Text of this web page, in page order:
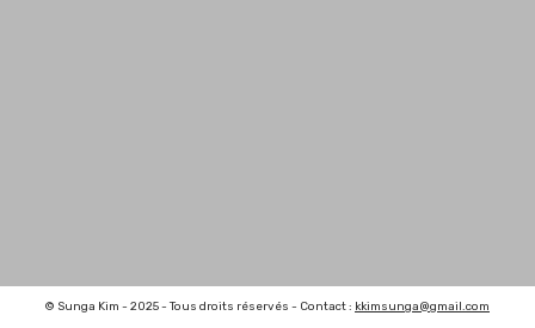
© Sunga Kim - 2025 - Tous droits réservés - Contact : kkimsunga@gmail.com